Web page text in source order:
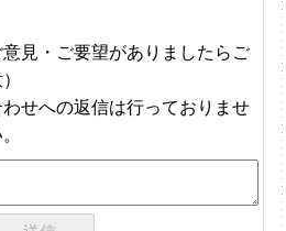
見・ご要望がありましたらご
せへの返信は行っておりませ